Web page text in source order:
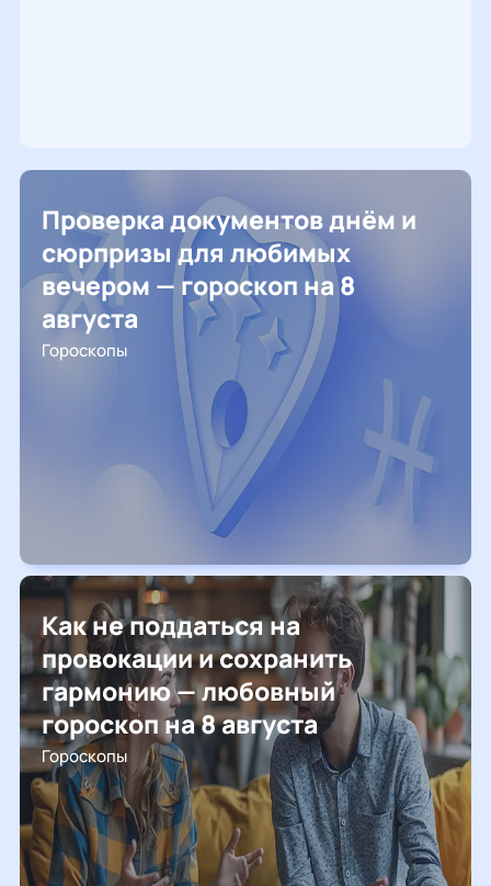
Проверка документов днём и
сюрпризы для любимых
вечером — гороскоп на 8
августа
Гороскопы
Как не поддаться на
провокации и сохранить
гармонию — любовный
гороскоп на 8 августа
Гороскопы